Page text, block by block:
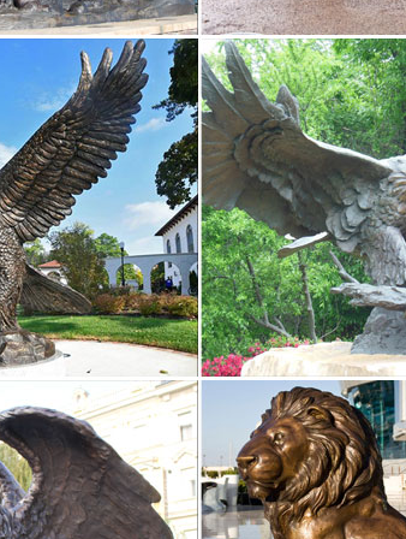
» » События древний мир » Скульптура
умел схватывать мгновение в действии
скульптура, ее особенности, этапы развития.
скульптура Поликлета обладает
Греции: имена Дарья Буравлева. Лисипп –
| КулЛиб – Классная библиотека! Скачать книги…
более ограничены. Скульпторы в
Древней Греции — Ника Самофракийская
Древней Греции
данного реферата – скульптура
более так не ценился человек, как в
древней греции
Греции геометрического стиля и периода
роль и значение каждого человека в его